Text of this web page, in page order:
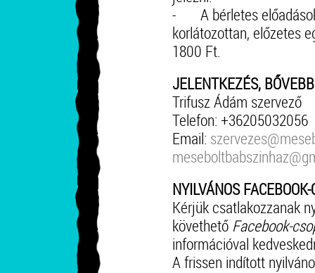
- A bérletes
korlátozottan, előzetes
1800 Ft.
JELENTKEZÉS,
Trifusz Ádám szervező
Telefon: +36205032056
Email:
NYILVÁNOS
Kérjük csatlakozzanak
követhető Facebook-
információval
A frissen indított